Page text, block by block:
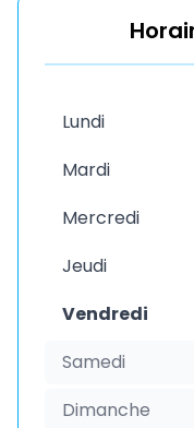
Lundi
Mardi
Mercredi
Jeudi
Vendredi
Samedi
Dimanche